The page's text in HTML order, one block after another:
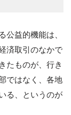
公益的機能は、
済取引のなかで
たものが、行き
ではなく、各地
る、というのが